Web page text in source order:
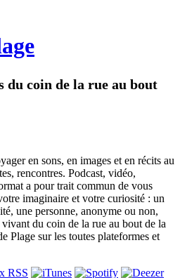
du coin de la rue au bout
en sons, en images et en récits au
rencontres. Podcast, vidéo,
a pour trait commun de vous
imaginaire et votre curiosité : un
une personne, anonyme ou non,
du coin de la rue au bout de la
Plage sur les toutes plateformes et